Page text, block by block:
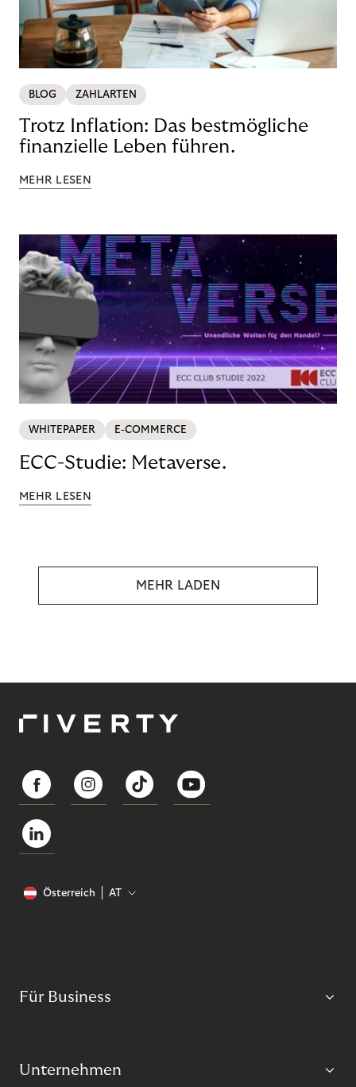
BLOG ZAHLARTEN
Trotz Inflation: Das bestmögliche
finanzielle Leben führen.
MEHR LESEN
WHITEPAPER E-COMMERCE
ECC-Studie: Metaverse.
MEHR LESEN
MEHR LADEN
Österreich AT
Für Business
Unternehmen